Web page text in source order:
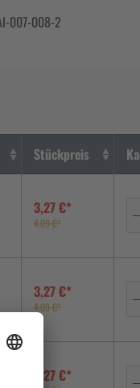
007-008-2
Stückpreis
3,27 €*
4,09 €*
3,27 €*
4,09 €*
3,27 €*